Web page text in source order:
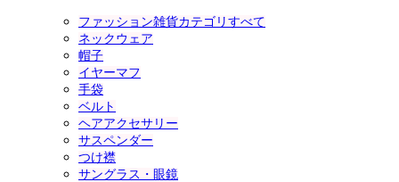
ファッション雑貨カテゴリすべて
ネックウェア
帽子
イヤーマフ
手袋
ベルト
ヘアアクセサリー
サスペンダー
つけ襟
サングラス・眼鏡